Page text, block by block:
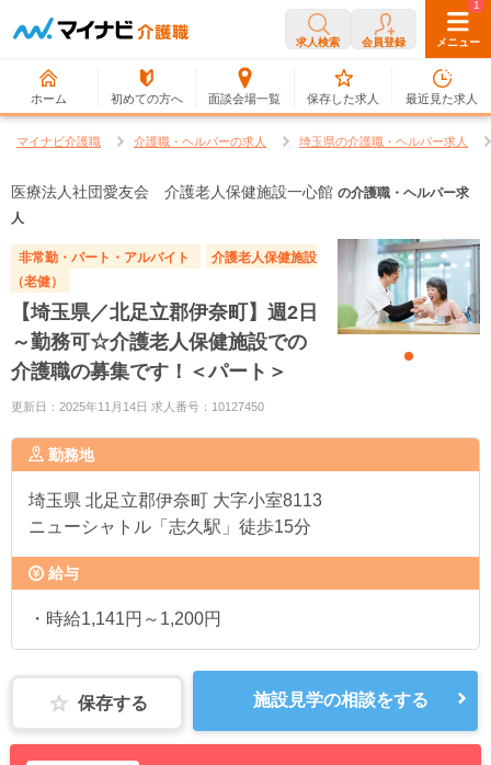
求人検索 会員登録 メニュー
ホーム 初めての方へ 面談会場一覧
0
保存した求人
1
最近見た求人
マイナビ介護職 介護職・ヘルパーの求人 埼玉県の介護職・ヘルパー求人
医療法人社団愛友会 介護老人保健施設一心館 の介護職・ヘルパー求
人
非常勤・パート・アルバイト
介護老人保健施設
（老健）
【埼玉県／北足立郡伊奈町】週2日
～勤務可☆介護老人保健施設での
介護職の募集です！＜パート＞
更新日：2025年11月14日 求人番号：10127450
勤務地
埼玉県 北足立郡伊奈町 大字小室8113
ニューシャトル「志久駅」徒歩15分
給与
・時給1,141円～1,200円
保存する 施設見学の相談をする